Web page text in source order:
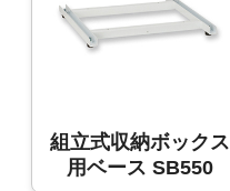
組立式収納ボックス
用ベース SB550